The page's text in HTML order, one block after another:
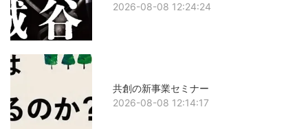
2026-08-08 12:24:24
共創の新事業セミナー
2026-08-08 12:14:17